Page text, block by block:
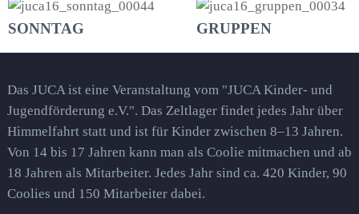
SONNTAG GRUPPEN
Das JUCA ist eine Veranstaltung vom "JUCA Kinder- und
Jugendförderung e.V.". Das Zeltlager findet jedes Jahr über
Himmelfahrt statt und ist für Kinder zwischen 8–13 Jahren.
Von 14 bis 17 Jahren kann man als Coolie mitmachen und ab
18 Jahren als Mitarbeiter. Jedes Jahr sind ca. 420 Kinder, 90
Coolies und 150 Mitarbeiter dabei.